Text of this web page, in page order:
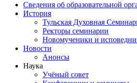
Сведения об образовательной
История
Тульская Духовная
Ректоры семинарии
Новомученики и
Новости
Анонсы
Наука
Учёный совет